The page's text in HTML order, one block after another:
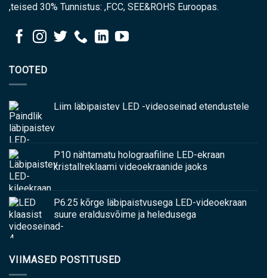
,teised 30% Tunnistus: ,FCC, SEE&ROHS Euroopas.
TOOTED
Liim läbipaistev LED -videoseinad etendustele
P10 nähtamatu holograafiline LED-ekraan
kristallreklaami videoekraanide jaoks
P6.25 kõrge läbipaistvusega LED-videoekraan
suure eraldusvõime ja heledusega
VIIMASED POSTITUSED